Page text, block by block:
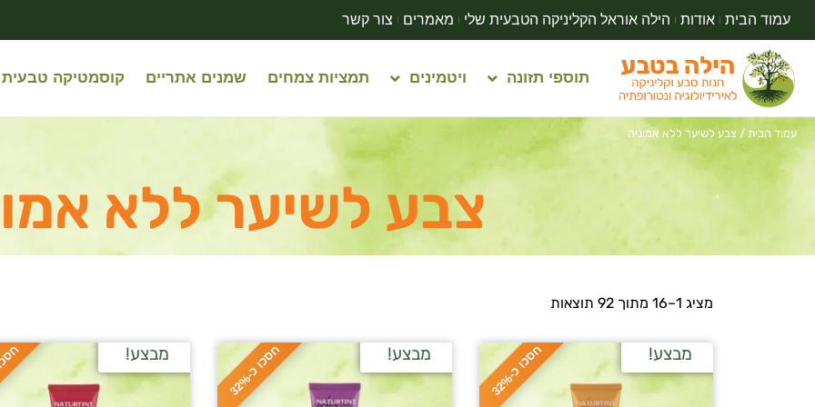
עמוד הבית אודות הילה אוראל הקליניקה הטבעית שלי מאמרים צור קשר
תוספי תזונה ויטמינים תמציות צמחים שמנים אתריים קוסמטיקה טבעית
עמוד הבית / צבע לשיער ללא אמוניה
צבע לשיער ללא
מציג 1–16 מתוך 92 תוצאות
ח
ס
כ
ו
כ
-
3
2
% מבצע! ח
ס
כ
ו
כ
-
3
2
% מבצע! מבצע!